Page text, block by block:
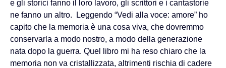
e gli storici fanno il loro lavoro, gli scrittori e i cantastorie
ne fanno un altro. Leggendo “Vedi alla voce: amore” ho
capito che la memoria è una cosa viva, che dovremmo
conservarla a modo nostro, a modo della generazione
nata dopo la guerra. Quel libro mi ha reso chiaro che la
memoria non va cristallizzata, altrimenti rischia di cadere